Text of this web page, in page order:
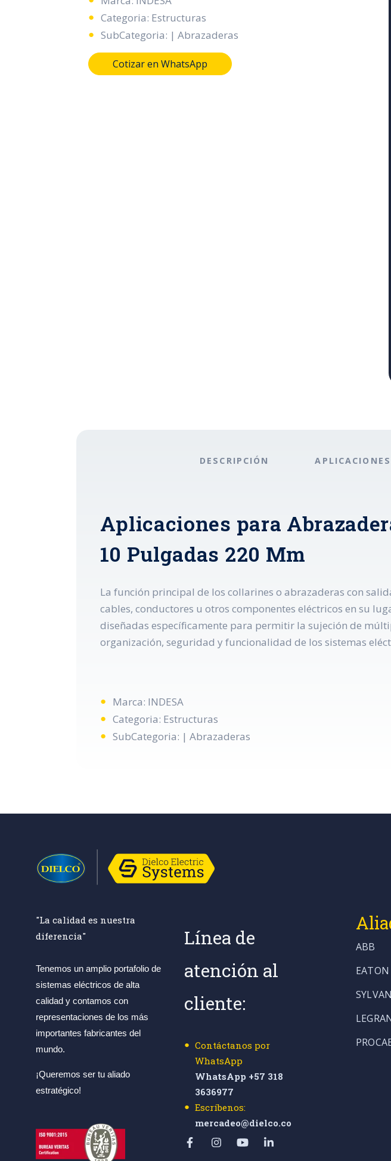
Categoria: Estructuras
SubCategoria: | Abrazaderas
Cotizar en WhatsApp
DESCRIPCIÓN APLICACIONES
Aplicaciones para
10 Pulgadas 220 Mm
La función principal de los collarines o abrazaderas con
cables, conductores u otros componentes eléctricos en su
diseñadas específicamente para permitir la sujeción de
organización, seguridad y funcionalidad de los sistemas
Marca: INDESA
Categoria: Estructuras
SubCategoria: | Abrazaderas
"La calidad es nuestra
diferencia"
Tenemos un amplio portafolio de
sistemas eléctricos de alta
calidad y contamos con
representaciones de los más
importantes fabricantes del
mundo.
¡Queremos ser tu aliado
estratégico!
Línea de
atención al
cliente:
Contáctanos por
WhatsApp
WhatsApp +57 318
3636977
Escríbenos:
mercadeo@dielco.co
ABB
EATON